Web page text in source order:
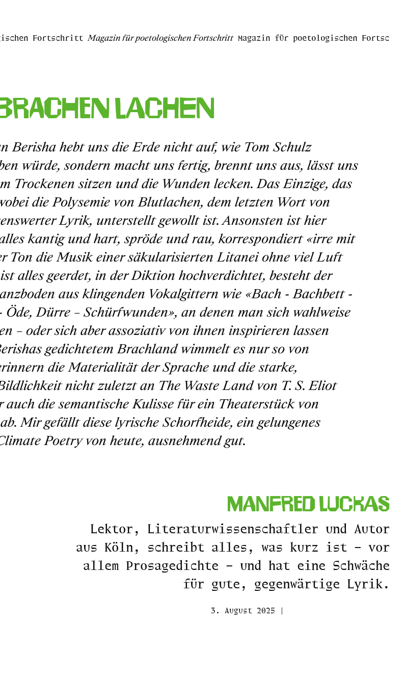
Fortschritt Magazin für poetologischen Fortschritt Magazin für poetologischen
Lachen
Berisha hebt uns die Erde nicht auf, wie Tom Schulz
würde, sondern macht uns fertig, brennt uns aus, lässt uns
Trockenen sitzen und die Wunden lecken. Das Einzige, das
die Polysemie von Blutlachen, dem letzten Wort von
Lyrik, unterstellt gewollt ist. Ansonsten ist hier
kantig und hart, spröde und rau, korrespondiert«irre mit
Ton die Musik einer säkularisierten Litanei ohne viel Luft
alles geerdet, in der Diktion hochverdichtet, besteht der
aus klingenden Vokalgittern wie «Bach - Bachbett -
Öde, Dürre – Schürfwunden», an denen man sich wahlweise
– oder sich aber assoziativ von ihnen inspirieren lassen
gedichtetem Brachland wimmelt es nur so von
die Materialität der Sprache und die starke,
nicht zuletzt an The Waste Land von T. S. Eliot
auch die semantische Kulisse für ein Theaterstück von
Mir gefällt diese lyrische Schorfheide, ein gelungenes
Poetry von heute, ausnehmend gut.
Manfred Luckas
Lektor, Literaturwissenschaftler und Autor
aus Köln, schreibt alles, was kurz ist – vor
allem Prosagedichte – und hat eine Schwäche
für gute, gegenwärtige Lyrik.
3. August 2025 |